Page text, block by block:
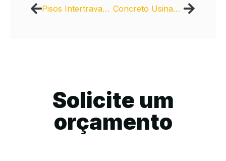
Pisos Intertravados Intercity: Segurança comercial Concreto Usinado Concrecity: Projetos com eficiência
Solicite um
orçamento